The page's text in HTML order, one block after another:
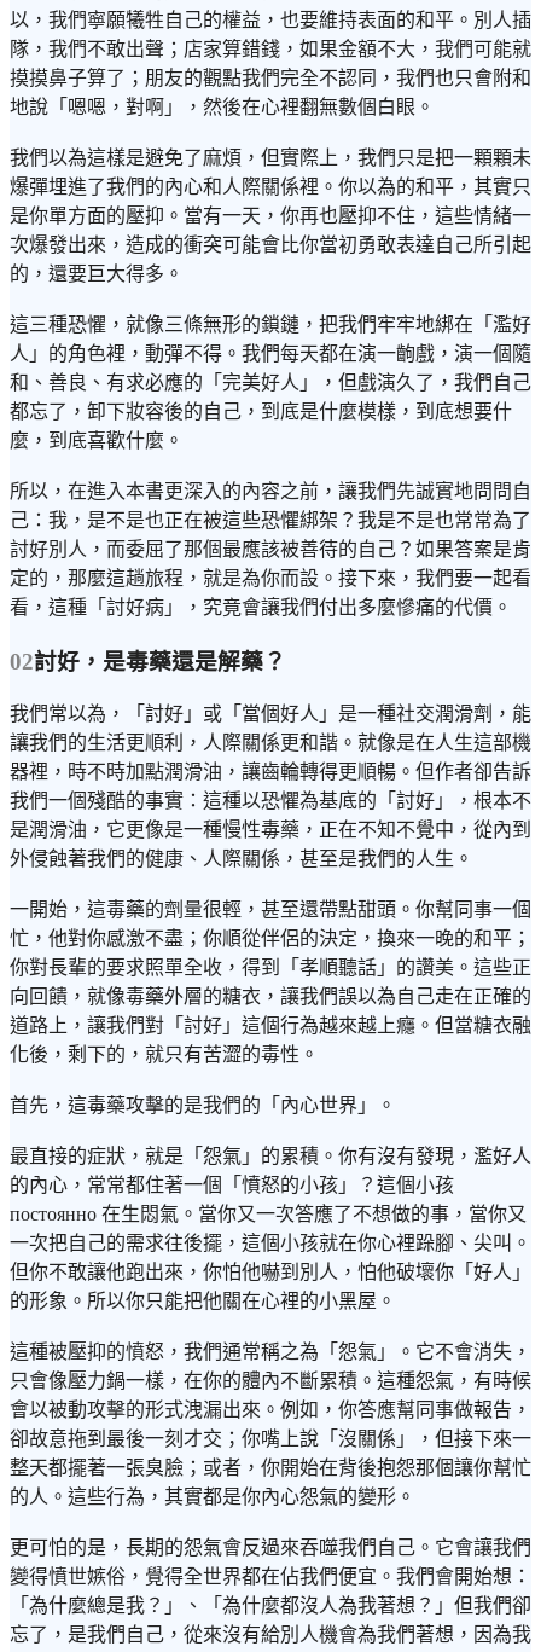
以，我們寧願犧牲自己的權益，也要維持表面的和平。別人插
隊，我們不敢出聲；店家算錯錢，如果金額不大，我們可能就
摸摸鼻子算了；朋友的觀點我們完全不認同，我們也只會附和
地說「嗯嗯，對啊」，然後在心裡翻無數個白眼。
我們以為這樣是避免了麻煩，但實際上，我們只是把一顆顆未
爆彈埋進了我們的內心和人際關係裡。你以為的和平，其實只
是你單方面的壓抑。當有一天，你再也壓抑不住，這些情緒一
次爆發出來，造成的衝突可能會比你當初勇敢表達自己所引起
的，還要巨大得多。
這三種恐懼，就像三條無形的鎖鏈，把我們牢牢地綁在「濫好
人」的角色裡，動彈不得。我們每天都在演一齣戲，演一個隨
和、善良、有求必應的「完美好人」，但戲演久了，我們自己
都忘了，卸下妝容後的自己，到底是什麼模樣，到底想要什
麼，到底喜歡什麼。
所以，在進入本書更深入的內容之前，讓我們先誠實地問問自
己：我，是不是也正在被這些恐懼綁架？我是不是也常常為了
討好別人，而委屈了那個最應該被善待的自己？如果答案是肯
定的，那麼這趟旅程，就是為你而設。接下來，我們要一起看
看，這種「討好病」，究竟會讓我們付出多麼慘痛的代價。
02討好，是毒藥還是解藥？
我們常以為，「討好」或「當個好人」是一種社交潤滑劑，能
讓我們的生活更順利，人際關係更和諧。就像是在人生這部機
器裡，時不時加點潤滑油，讓齒輪轉得更順暢。但作者卻告訴
我們一個殘酷的事實：這種以恐懼為基底的「討好」，根本不
是潤滑油，它更像是一種慢性毒藥，正在不知不覺中，從內到
外侵蝕著我們的健康、人際關係，甚至是我們的人生。
一開始，這毒藥的劑量很輕，甚至還帶點甜頭。你幫同事一個
忙，他對你感激不盡；你順從伴侶的決定，換來一晚的和平；
你對長輩的要求照單全收，得到「孝順聽話」的讚美。這些正
向回饋，就像毒藥外層的糖衣，讓我們誤以為自己走在正確的
道路上，讓我們對「討好」這個行為越來越上癮。但當糖衣融
化後，剩下的，就只有苦澀的毒性。
首先，這毒藥攻擊的是我們的「內心世界」。
最直接的症狀，就是「怨氣」的累積。你有沒有發現，濫好人
的內心，常常都住著一個「憤怒的小孩」？這個小孩
постоянно 在生悶氣。當你又一次答應了不想做的事，當你又
一次把自己的需求往後擺，這個小孩就在你心裡跺腳、尖叫。
但你不敢讓他跑出來，你怕他嚇到別人，怕他破壞你「好人」
的形象。所以你只能把他關在心裡的小黑屋。
這種被壓抑的憤怒，我們通常稱之為「怨氣」。它不會消失，
只會像壓力鍋一樣，在你的體內不斷累積。這種怨氣，有時候
會以被動攻擊的形式洩漏出來。例如，你答應幫同事做報告，
卻故意拖到最後一刻才交；你嘴上說「沒關係」，但接下來一
整天都擺著一張臭臉；或者，你開始在背後抱怨那個讓你幫忙
的人。這些行為，其實都是你內心怨氣的變形。
更可怕的是，長期的怨氣會反過來吞噬我們自己。它會讓我們
變得憤世嫉俗，覺得全世界都在佔我們便宜。我們會開始想：
「為什麼總是我？」、「為什麼都沒人為我著想？」但我們卻
忘了，是我們自己，從來沒有給別人機會為我們著想，因為我